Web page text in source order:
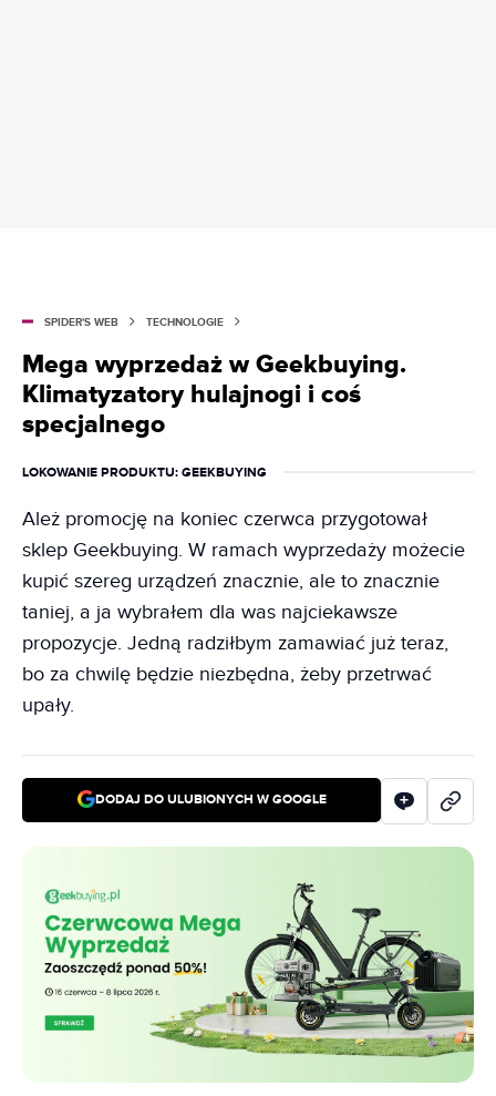
SPIDER'S WEB TECHNOLOGIE
Mega wyprzedaż w Geekbuying.
Klimatyzatory hulajnogi i coś
specjalnego
LOKOWANIE PRODUKTU: GEEKBUYING
Ależ promocję na koniec czerwca przygotował
sklep Geekbuying. W ramach wyprzedaży możecie
kupić szereg urządzeń znacznie, ale to znacznie
taniej, a ja wybrałem dla was najciekawsze
propozycje. Jedną radziłbym zamawiać już teraz,
bo za chwilę będzie niezbędna, żeby przetrwać
upały.
DODAJ DO ULUBIONYCH W GOOGLE